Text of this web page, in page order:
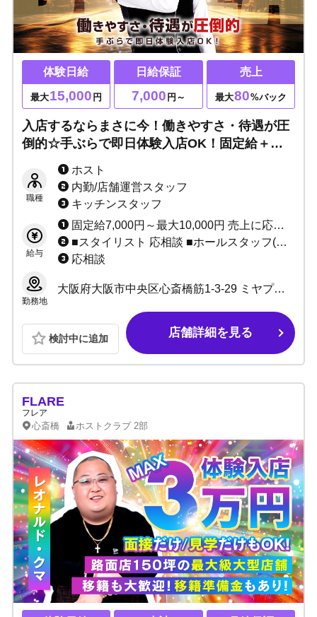
体験日給
最大15,000 円
日給保証
7,000 円～
売上
最大80%バック
入店するならまさに今！働きやすさ・待遇が圧
倒的☆手ぶらで即日体験入店OK！固定給＋売
上バック◎移籍者売上100%あり◎3カ月間寮費
無料・携帯代支給可能！「最高」を勝ち取りた
い方大歓迎！
職種
ホスト
内勤/店舗運営スタッフ
キッチンスタッフ
給与
固定給7,000円～最大10,000円 売上に応じてインセンティブあり（最低60%～最高80%） ★完全日払い制 その他、各種ボーナスあり ※当店は保証制度ではなく固定給制度です。 保証は売上バックが保証金額を上回れば無くなってしまいますが、 固定給は売上バックが上回っても無くなりません。 「固定給+売上バック」があなたのお給料になります！！ 例：保証の場合、保証1万円で売上バック2万円なら、 売上バック2万円分があなたのお給料です。 固定給の場合、固定1万円で売上バック2万円なら、 固定+売上＝合計3万円がお給料です♪ 固定給は永久に無くなりませんのでご安心ください。
■スタイリスト 応相談 ■ホールスタッフ(ボーイ：内勤) 日給10,000円～ ■DJ・ダンサー 応相談 ■店舗運営スタッフ 1:日給10,000円～＋能力給 2:月給10万～40万＋能力給 ■管理職各種 1:日給7,000円～10,000円＋能力給 2:月給20万～40万円＋能力給(社員) ■サイト運営スタッフ 応相談
応相談
勤務地
大阪府大阪市中央区心斎橋筋1-3-29 ミヤプラザ心斎橋6F
検討中に追加 店舗詳細を見る
FLARE
フレア
心斎橋 ホストクラブ 2部